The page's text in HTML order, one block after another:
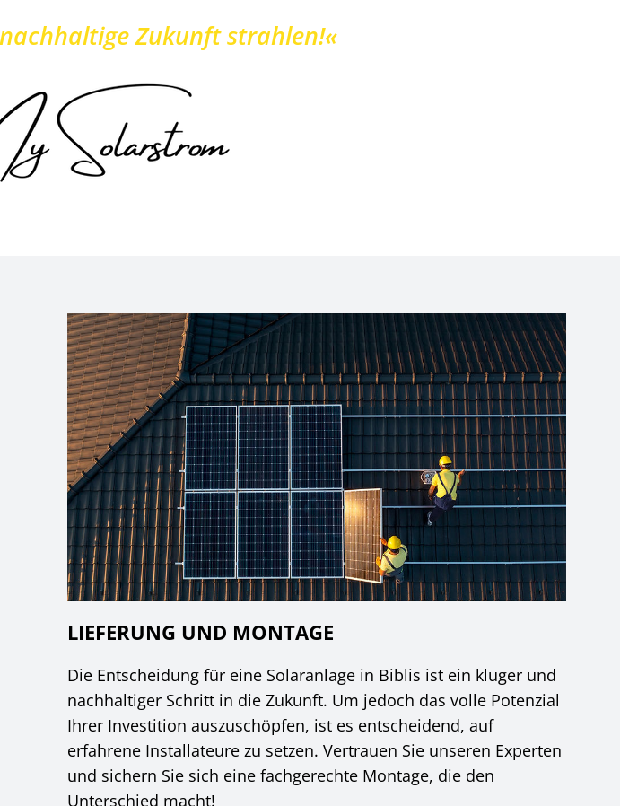
Zukunft strahlen!«
LIEFERUNG UND MONTAGE
Die Entscheidung für eine Solaranlage in Biblis ist ein kluger und
nachhaltiger Schritt in die Zukunft. Um jedoch das volle Potenzial
Ihrer Investition auszuschöpfen, ist es entscheidend, auf
erfahrene Installateure zu setzen. Vertrauen Sie unseren Experten
und sichern Sie sich eine fachgerechte Montage, die den
Unterschied macht!